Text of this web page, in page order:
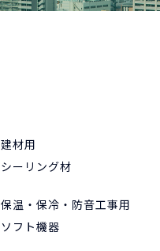
建材用
シーリング材
保温・保冷・防音工事用
ソフト機器